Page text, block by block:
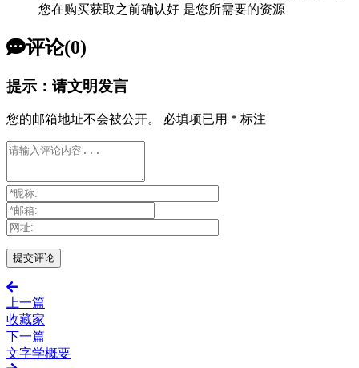
您在购买获取之前确认好 是您所需要的资源
评论(0)
提示：请文明发言
您的邮箱地址不会被公开。 必填项已用 * 标注
上一篇
收藏家
下一篇
文字学概要